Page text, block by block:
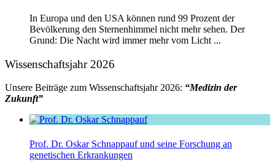
In Europa und den USA können rund 99 Prozent der
Bevölkerung den Sternenhimmel nicht mehr sehen. Der
Grund: Die Nacht wird immer mehr vom Licht ...
Wissenschaftsjahr 2026
Unsere Beiträge zum Wissenschaftsjahr 2026: “Medizin der
Zukunft”
Prof. Dr. Oskar Schnappauf und seine Forschung an
genetischen Erkrankungen